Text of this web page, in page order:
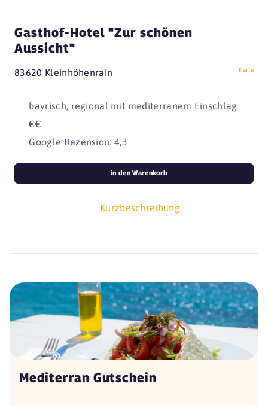
Gasthof-Hotel "Zur schönen
Aussicht"
83620 Kleinhöhenrain Karte
bayrisch, regional mit mediterranem Einschlag
€€
Google Rezension: 4,3
Kurzbeschreibung
in den Warenkorb
Mediterran Gutschein